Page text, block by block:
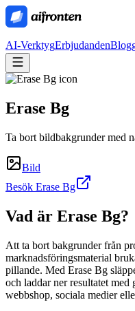
AI-VerktygErbjudanden
Erase Bg
Ta bort bildbakgrunder med
Bild
Besök Erase Bg
Vad är Erase Bg?
Att ta bort bakgrunder från
marknadsföringsmaterial
pillande. Med Erase Bg
och laddar ner resultatet
webbshop, sociala medier